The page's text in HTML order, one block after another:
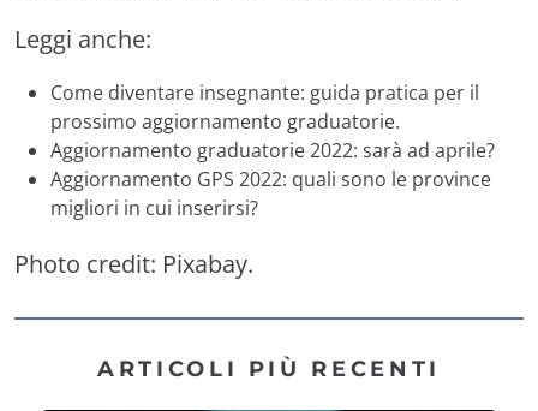
Leggi anche:
Come diventare insegnante: guida pratica per il
prossimo aggiornamento graduatorie.
Aggiornamento graduatorie 2022: sarà ad aprile?
Aggiornamento GPS 2022: quali sono le province
migliori in cui inserirsi?
Photo credit: Pixabay.
ARTICOLI PIÙ RECENTI